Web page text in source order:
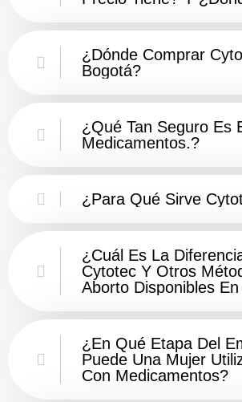
¿Dónde Comprar
Bogotá?
¿Qué Tan Seguro Es
Medicamentos.?
¿Para Qué Sirve
¿Cuál Es La
Cytotec Y Otros
Aborto Disponibles
¿En Qué Etapa Del
Puede Una Mujer
Con Medicamentos?